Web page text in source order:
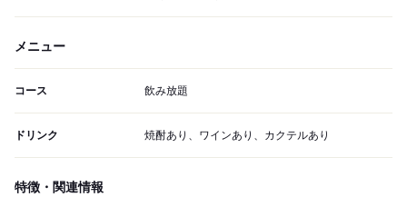
メニュー
コース 飲み放題
ドリンク 焼酎あり、ワインあり、カクテルあり
特徴・関連情報